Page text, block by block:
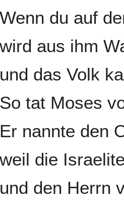
Wenn du auf
wird aus ihm
und das Volk
So tat Moses
Er nannte den
weil die
und den Herrn